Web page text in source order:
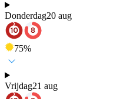
Donderdag20 aug
75%
Vrijdag21 aug